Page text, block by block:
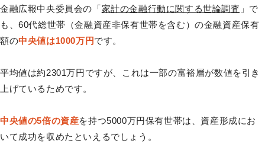
金融広報中央委員会の「家計の金融行動に関する世論調査 」で
も、60代総世帯（金融資産非保有世帯を含む）の金融資産保有
額の中央値は1000万円です。
平均値は約2301万円ですが、これは一部の富裕層が数値を引き
上げているためです。
中央値の5倍の資産を持つ5000万円保有世帯は、資産形成にお
いて成功を収めたといえるでしょう。